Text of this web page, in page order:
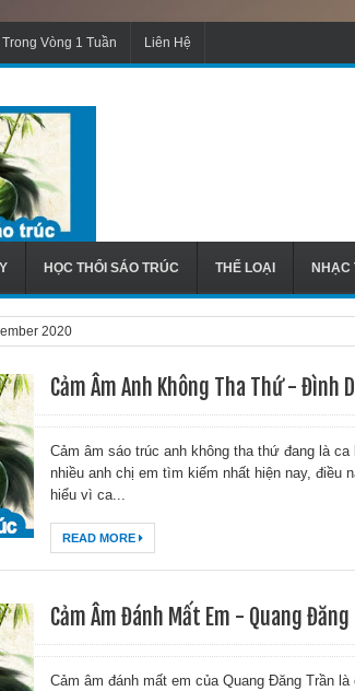
Vòng 1 Tuần Liên Hệ
HỌC THỔI SÁO TRÚC THỂ LOẠI NHẠC
2020
Cảm Âm Anh Không Tha Thứ - Đình
Cảm âm sáo trúc anh không tha thứ đang là
nhiều anh chị em tìm kiếm nhất hiện nay, điều
hiểu vì ca...
READ MORE
Cảm Âm Đánh Mất Em - Quang Đăng
Cảm âm đánh mất em của Quang Đăng Trần